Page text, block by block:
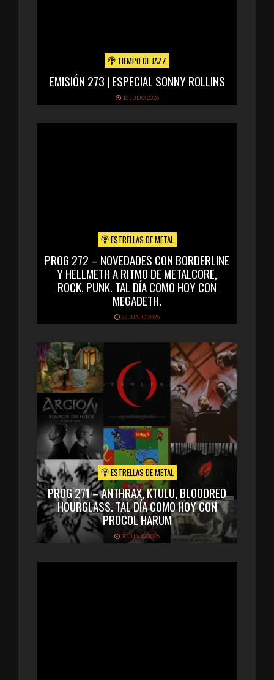
TIEMPO DE JAZZ
EMISIÓN 273 | ESPECIAL SONNY ROLLINS
16 JULIO 2026
ESTRELLAS DE METAL
PROG 272 – NOVEDADES CON BORDERLINE
Y HELLMETH A RITMO DE METALCORE,
ROCK, PUNK. TAL DÍA COMO HOY CON
MEGADETH.
22 JUNIO 2026
ESTRELLAS DE METAL
PROG 271 – ANTHRAX, KTULU, BLOODRED
HOURGLASS. TAL DÍA COMO HOY CON
PROCOL HARUM
10 JUNIO 2026